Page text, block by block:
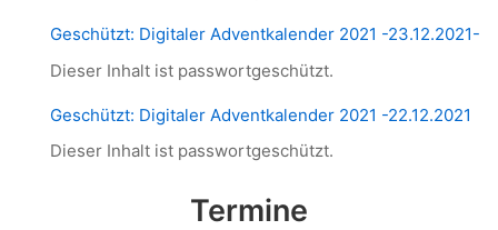
Geschützt: Digitaler Adventkalender 2021 -23.12.2021-
Dieser Inhalt ist passwortgeschützt.
Geschützt: Digitaler Adventkalender 2021 -22.12.2021
Dieser Inhalt ist passwortgeschützt.
Termine